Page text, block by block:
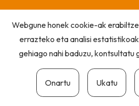
Webgune honek cookie-ak
errazteko eta analisi
gehiago nahi baduzu, kontsultatu
Onartu Ukatu